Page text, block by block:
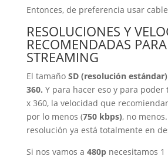
Entonces, de preferencia usar
RESOLUCIONES Y
RECOMENDADAS
STREAMING
El tamaño SD (resolución
360. Y para hacer eso y para
x 360, la velocidad que
por lo menos (750 kbps), no
resolución ya está totalmente en
Si nos vamos a 480pnecesitamos 1